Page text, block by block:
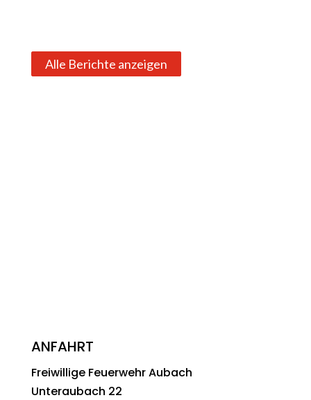
Alle Berichte anzeigen
ANFAHRT
Freiwillige Feuerwehr Aubach
Unteraubach 22